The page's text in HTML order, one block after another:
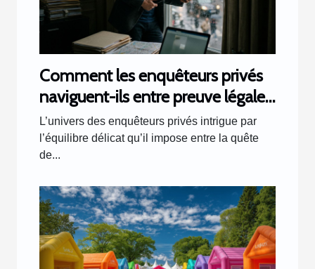
Comment les enquêteurs privés
naviguent-ils entre preuve légale
et respect de la vie privée ?
L’univers des enquêteurs privés intrigue par
l’équilibre délicat qu’il impose entre la quête
de...